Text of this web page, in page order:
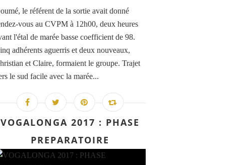
le référent de la sortie avait donné
vous au CVPM à 12h00, deux heures
l'étal de marée basse coefficient de 98.
adhérents aguerris et deux nouveaux,
et Claire, formaient le groupe. Trajet
le sud facile avec la marée...
VOGALONGA 2017 : PHASE
PREPARATOIRE